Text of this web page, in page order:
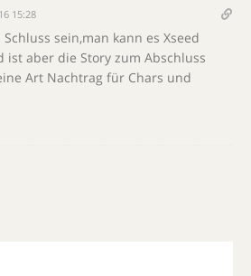
15:28
sein,man kann es Xseed
aber die Story zum Abschluss
Art Nachtrag für Chars und